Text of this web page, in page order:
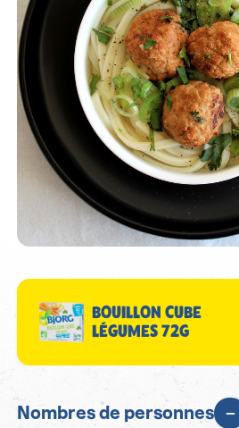
BOUILLON CUBE
LÉGUMES 72G
Nombres de personnes